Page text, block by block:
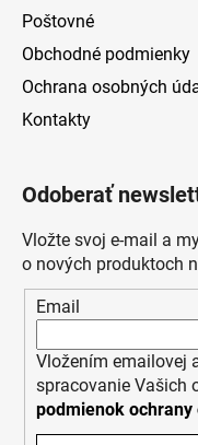
Poštovné
Obchodné podmienky
Ochrana osobných
Kontakty
Odoberať
Vložte svoj e-mail a
o nových produktoch
Email
Vložením emailovej
spracovanie Vašich
podmienok ochrany